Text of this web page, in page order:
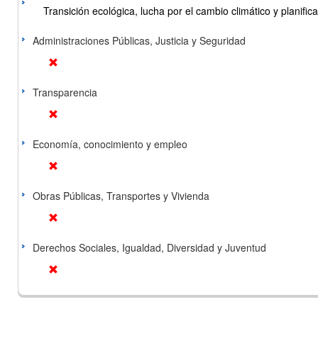
Transición ecológica, lucha por el cambio climático y
Administraciones Públicas, Justicia y Seguridad
Transparencia
Economía, conocimiento y empleo
Obras Públicas, Transportes y Vivienda
Derechos Sociales, Igualdad, Diversidad y Juventud